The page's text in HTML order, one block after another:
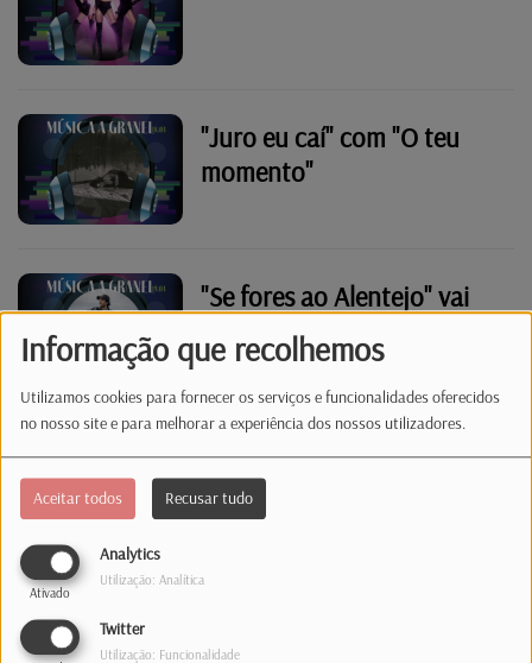
Informação que recolhemos
Utilizamos cookies para fornecer os serviços e funcionalidades oferecidos
no nosso site e para melhorar a experiência dos nossos utilizadores.
Aceitar todos Recusar tudo
Analytics
Ativado
Utilização: Analítica
Twitter
Utilização: Funcionalidade
"Juro eu caí" com "O teu
momento"
"Se fores ao Alentejo" vai
"Passo a Passo"
Estamos "Bem" com a
"Festa da Vida"
reúne mais de 30 mil